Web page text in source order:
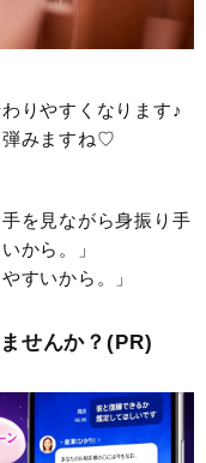
りやすくなります♪
弾みますね♡
を見ながら身振り手
から。」
すいから。」
せんか？(PR)